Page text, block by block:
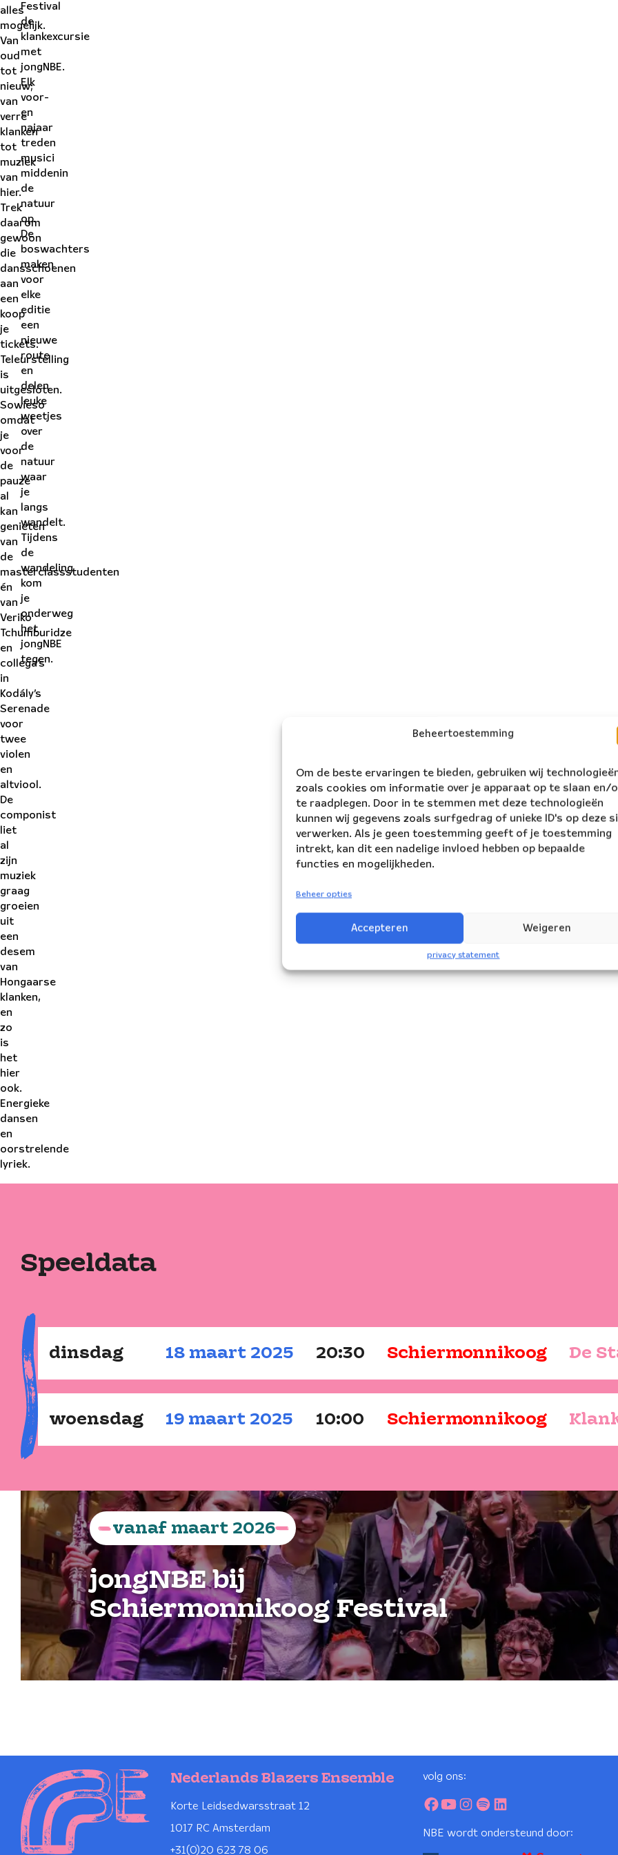
Beheertoestemming
Om de beste ervaringen te bieden, gebruiken wij
zoals cookies om informatie over je apparaat op te slaan en/
te raadplegen. Door in te stemmen met deze technologieën
kunnen wij gegevens zoals surfgedrag of unieke ID's op deze
verwerken. Als je geen toestemming geeft of je toestemming
intrekt, kan dit een nadelige invloed hebben op bepaalde
functies en mogelijkheden.
Beheer opties
Accepteren Weigeren
privacy statement
alles
mogelijk.
Van
oud
tot
nieuw;
van
verre
klanken
tot
muziek
van
hier.
Trek
daarom
gewoon
die
dansschoenen
aan
een
koop
je
tickets.
Teleurstelling
is
uitgesloten.
Sowieso
omdat
je
voor
de
pauze
al
kan
genieten
van
de
masterclassstudenten
én
van
Veriko
Tchumburidze
en
collega’s
in
Kodály’s
Serenade
voor
twee
violen
en
altviool.
De
componist
liet
al
zijn
muziek
graag
groeien
uit
een
desem
van
Hongaarse
klanken,
en
zo
is
het
hier
ook.
Energieke
dansen
en
oorstrelende
lyriek.
Festival
de
klankexcursie
met
jongNBE.
Elk
voor-
en
najaar
treden
musici
middenin
de
natuur
op.
De
boswachters
maken
voor
elke
editie
een
nieuwe
route
en
delen
leuke
weetjes
over
de
natuur
waar
je
langs
wandelt.
Tijdens
de
wandeling
kom
je
onderweg
het
jongNBE
tegen.
Speeldata
dinsdag 18 maart 2025 20:30 Schiermonnikoog De
woensdag 19 maart 2025 10:00 Schiermonnikoog
vanaf maart 2026
jongNBE bij
Schiermonnikoog Festival
Nederlands Blazers Ensemble
Korte Leidsedwarsstraat 12
1017 RC Amsterdam
+31(0)20 623 78 06
volg ons:
NBE wordt ondersteund door: